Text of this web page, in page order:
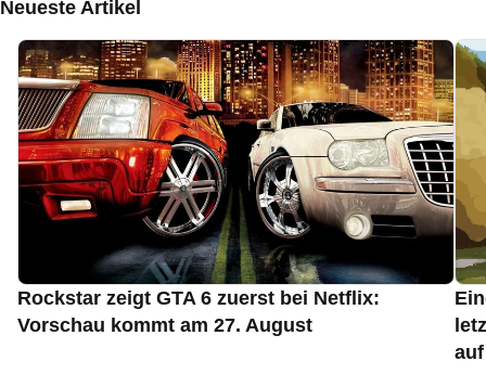
Neueste Artikel
Rockstar zeigt GTA 6 zuerst bei Netflix:
Vorschau kommt am 27. August